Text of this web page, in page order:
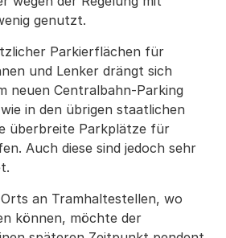
genutzt.
Parkierflächen für
und Lenker drängt sich
neuen Centralbahn-Parking
in den übrigen staatlichen
überbreite Parkplätze für
Auch diese sind jedoch sehr
an Tramhaltestellen, wo
können, möchte der